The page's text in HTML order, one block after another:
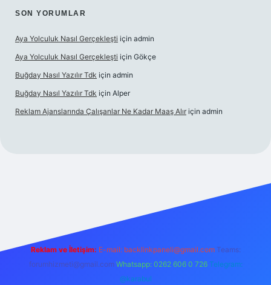
SON YORUMLAR
Aya Yolculuk Nasıl Gerçekleşti için admin
Aya Yolculuk Nasıl Gerçekleşti için Gökçe
Buğday Nasıl Yazılır Tdk için admin
Buğday Nasıl Yazılır Tdk için Alper
Reklam Ajanslarında Çalışanlar Ne Kadar Maaş Alır için admin
Reklam ve İletişim: E-mail: backlinkpaneli@gmail.com Teams:
forumhizmeti@gmail.com Whatsapp: 0262 606 0 726 Telegram:
@karabul